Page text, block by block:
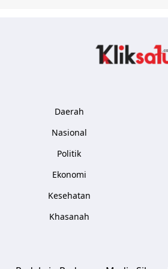
Daerah
Nasional
Politik
Ekonomi
Kesehatan
Khasanah